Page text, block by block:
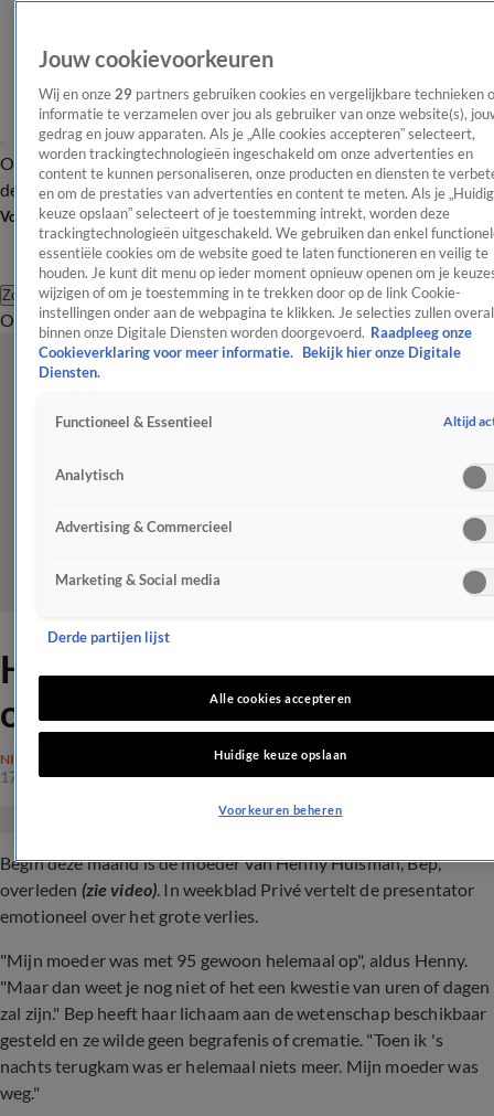
OverzichtAfleveringen Entertainment TV Algemeen
Tip
de redactieNieuwsbrief
Volg Shownieuws
Zoeken
OverzichtEntertainmentSpraakmakendRealityCrimeVideo's
Henny Huisman emotioneel
over groot verlies
NIEUWS
17 apr 2024, 14:56
Begin deze maand is de moeder van Henny Huisman, Bep,
overleden (zie video). In weekblad Privé vertelt de presentator
emotioneel over het grote verlies.
"Mijn moeder was met 95 gewoon helemaal op", aldus Henny.
"Maar dan weet je nog niet of het een kwestie van uren of dagen
zal zijn." Bep heeft haar lichaam aan de wetenschap beschikbaar
gesteld en ze wilde geen begrafenis of crematie. "Toen ik 's
nachts terugkam was er helemaal niets meer. Mijn moeder was
weg."
Jouw cookievoorkeuren
Wij en onze 29 partners gebruiken cookies en vergelijkbare technieken
informatie te verzamelen over jou als gebruiker van onze website(s),
gedrag en jouw apparaten. Als je „Alle cookies accepteren” selecteert,
worden trackingtechnologieën ingeschakeld om onze advertenties en
content te kunnen personaliseren, onze producten en diensten te
en om de prestaties van advertenties en content te meten. Als je
keuze opslaan” selecteert of je toestemming intrekt, worden deze
trackingtechnologieën uitgeschakeld. We gebruiken dan enkel
essentiële cookies om de website goed te laten functioneren en veilig te
houden. Je kunt dit menu op ieder moment opnieuw openen om je
wijzigen of om je toestemming in te trekken door op de link Cookie-
instellingen onder aan de webpagina te klikken. Je selecties zullen overal
binnen onze Digitale Diensten worden doorgevoerd. Raadpleeg onze
Cookieverklaring voor meer informatie.
Bekijk hier onze Digitale
Diensten.
Functioneel & Essentieel Altijd
Analytisch
Advertising & Commercieel
Marketing & Social media
Derde partijen lijst
Alle cookies accepteren
Huidige keuze opslaan
Voorkeuren beheren